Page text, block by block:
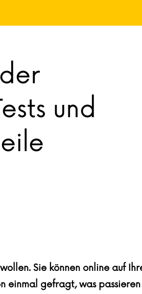
und
Sie können online auf
einmal gefragt, was